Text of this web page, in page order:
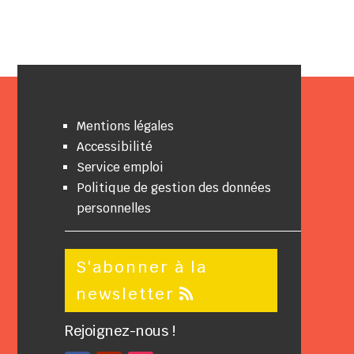
Mentions légales
Accessibilité
Service emploi
Politique de gestion des données
personnelles
S'abonner à la
newsletter
Rejoignez-nous !